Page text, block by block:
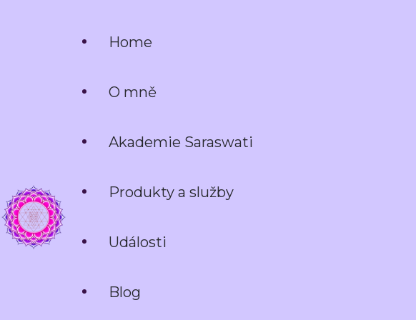
Home
O mně
Akademie Saraswati
Produkty a služby
Události
Blog